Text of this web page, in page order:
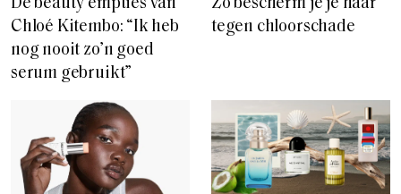
De beauty empties van
Chloé Kitembo: “Ik heb
nog nooit zo’n goed
serum gebruikt”
Zo bescherm je je haar
tegen chloorschade